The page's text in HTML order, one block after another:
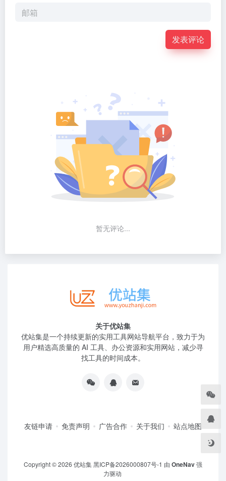
发表评论
暂无评论...
关于优站集
优站集是一个持续更新的实用工具网站导航平台，致力于为
用户精选高质量的 AI 工具、办公资源和实用网站，减少寻
找工具的时间成本。
友链申请 免责声明 广告合作 关于我们 站点地图
Copyright © 2026 优站集黑ICP备2026000807号-1 由 OneNav强
力驱动